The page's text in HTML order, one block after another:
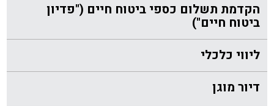
הקדמת תשלום כספי ביטוח חיים ("פדיון
ביטוח חיים")
ליווי כלכלי
דיור מוגן